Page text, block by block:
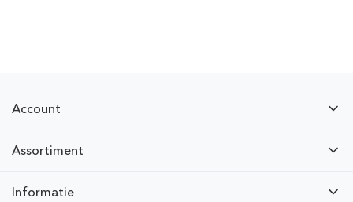
Account
Assortiment
Informatie